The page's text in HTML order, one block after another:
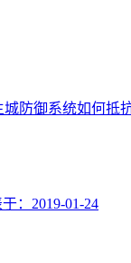
防御系统如何抵
： 2019-01-24